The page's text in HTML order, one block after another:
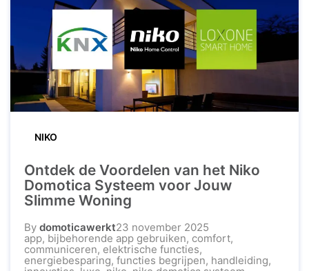
NIKO
Ontdek de Voordelen van het Niko
Domotica Systeem voor Jouw
Slimme Woning
By domoticawerkt23 november 2025
app, bijbehorende app gebruiken, comfort,
communiceren, elektrische functies,
energiebesparing, functies begrijpen, handleiding,